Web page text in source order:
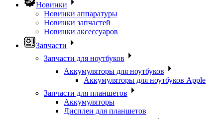
Новинки
Новинки аппаратуры
Новинки запчастей
Новинки аксессуаров
Запчасти
Запчасти для ноутбуков
Аккумуляторы для ноутбуков
Аккумуляторы для ноутбуков Apple
Запчасти для планшетов
Аккумуляторы
Дисплеи для планшетов